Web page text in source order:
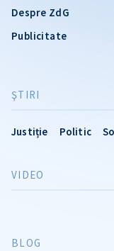
Despre ZdG
Publicitate
ŞTIRI
Justiție Politic
VIDEO
BLOG